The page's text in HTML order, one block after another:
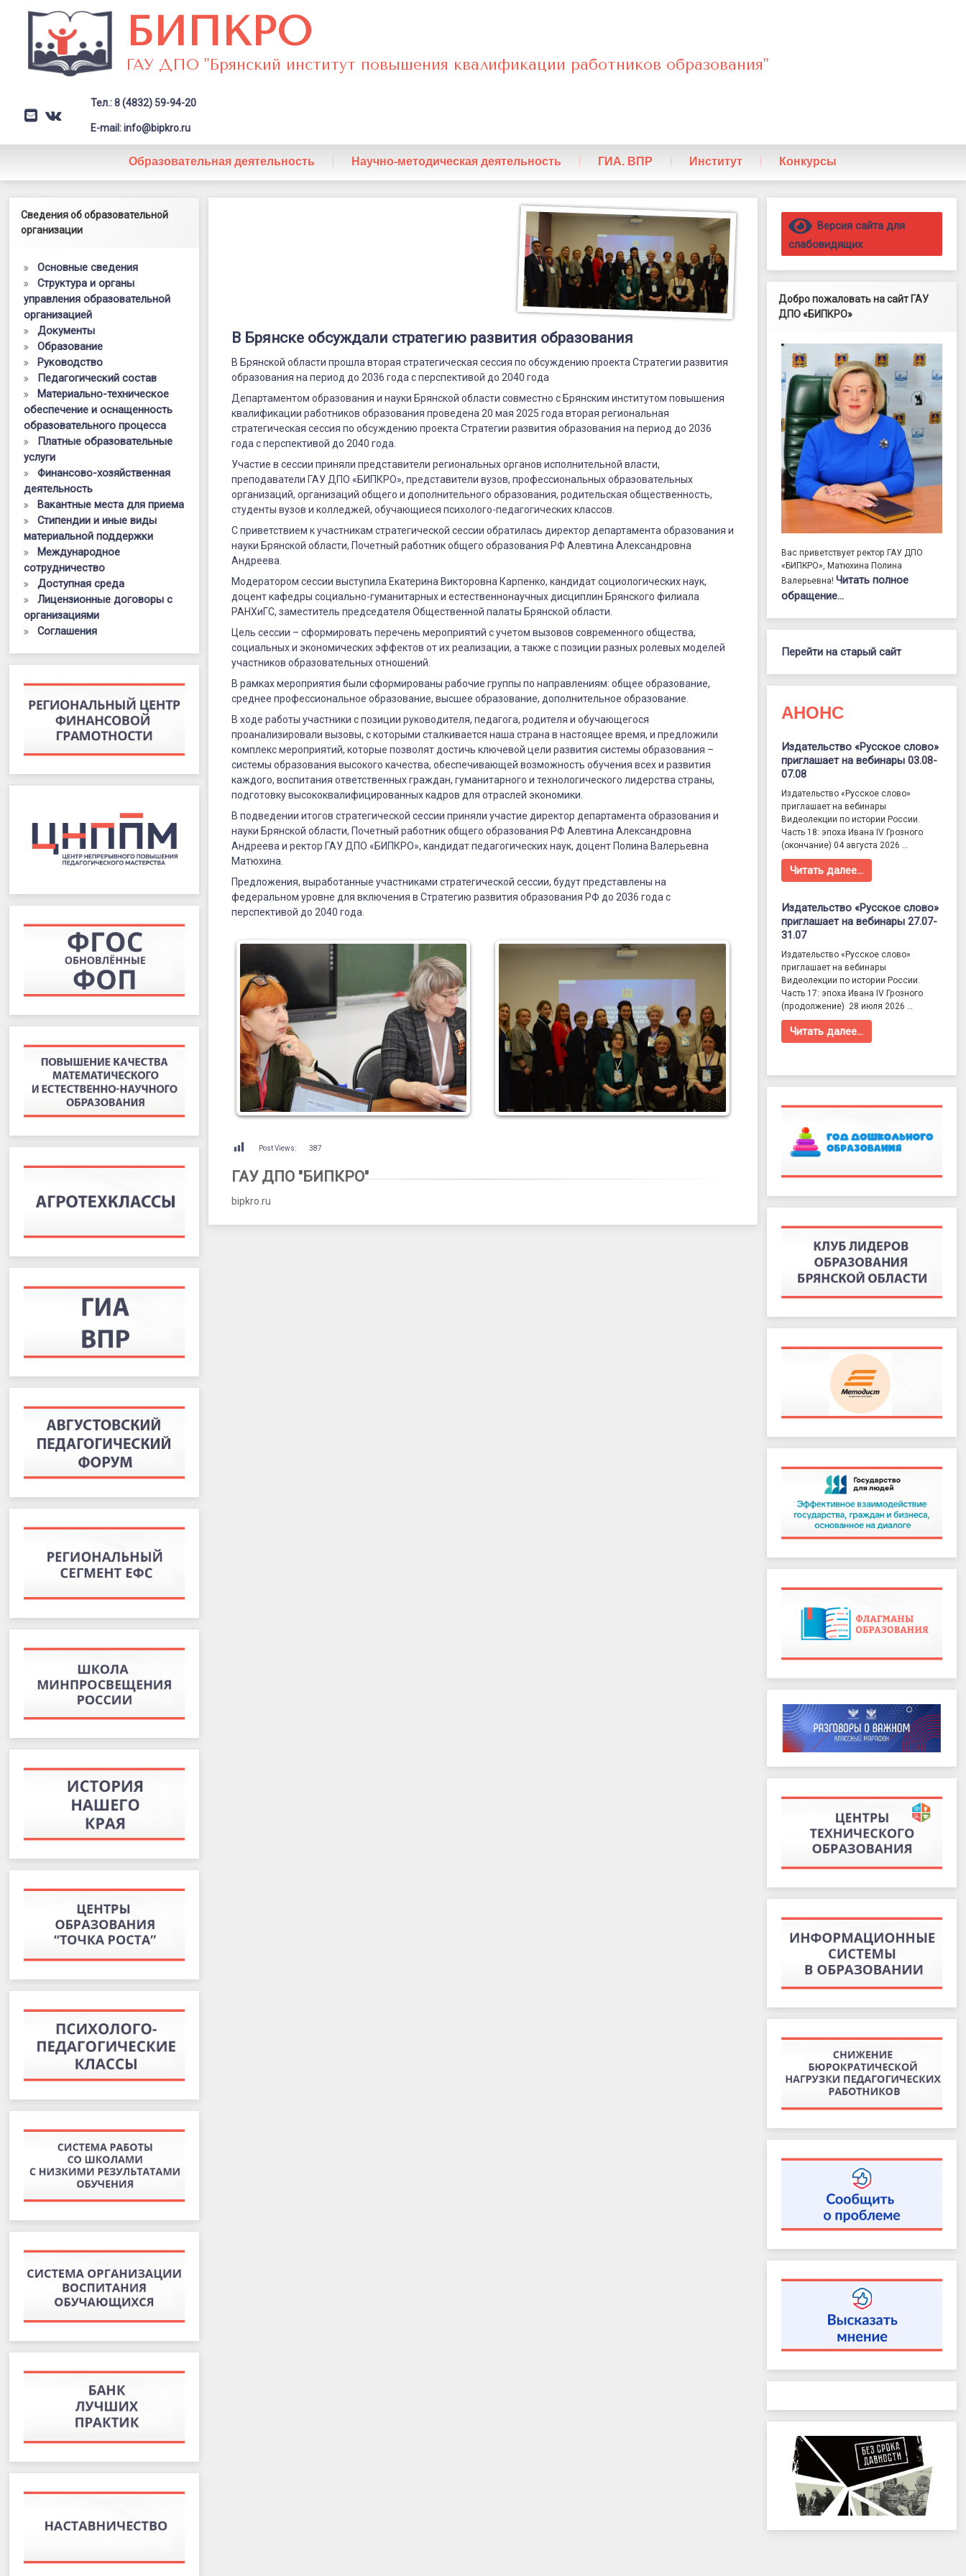
содержимому
БИПКРО
ГАУ ДПО "Брянский институт повышения квалификации работников образования"
E-mail
VK Заголовок сайта → второстепенный
Тел.: 8 (4832) 59-94-20
E-mail: info@bipkro.ru
Образовательная деятельность Научно-методическая деятельность ГИА. ВПР Институт Конкурсы
образования
В Брянске обсуждали стратегию развития образования
В Брянской области прошла вторая стратегическая сессия по обсуждению проекта Стратегии развития
образования на период до 2036 года с перспективой до 2040 года
Департаментом образования и науки Брянской области совместно с Брянским институтом повышения
квалификации работников образования проведена 20 мая 2025 года вторая региональная
стратегическая сессия по обсуждению проекта Стратегии развития образования на период до 2036
года с перспективой до 2040 года.
Участие в сессии приняли представители региональных органов исполнительной власти,
преподаватели ГАУ ДПО «БИПКРО», представители вузов, профессиональных образовательных
организаций, организаций общего и дополнительного образования, родительская общественность,
студенты вузов и колледжей, обучающиеся психолого-педагогических классов.
С приветствием к участникам стратегической сессии обратилась директор департамента образования и
науки Брянской области, Почетный работник общего образования РФ Алевтина Александровна
Андреева.
Модератором сессии выступила Екатерина Викторовна Карпенко, кандидат социологических наук,
доцент кафедры социально-гуманитарных и естественнонаучных дисциплин Брянского филиала
РАНХиГС, заместитель председателя Общественной палаты Брянской области.
Цель сессии – сформировать перечень мероприятий с учетом вызовов современного общества,
социальных и экономических эффектов от их реализации, а также с позиции разных ролевых моделей
участников образовательных отношений.
В рамках мероприятия были сформированы рабочие группы по направлениям: общее образование,
среднее профессиональное образование, высшее образование, дополнительное образование.
В ходе работы участники с позиции руководителя, педагога, родителя и обучающегося
проанализировали вызовы, с которыми сталкивается наша страна в настоящее время, и предложили
комплекс мероприятий, которые позволят достичь ключевой цели развития системы образования –
системы образования высокого качества, обеспечивающей возможность обучения всех и развития
каждого, воспитания ответственных граждан, гуманитарного и технологического лидерства страны,
подготовку высококвалифицированных кадров для отраслей экономики.
В подведении итогов стратегической сессии приняли участие директор департамента образования и
науки Брянской области, Почетный работник общего образования РФ Алевтина Александровна
Андреева и ректор ГАУ ДПО «БИПКРО», кандидат педагогических наук, доцент Полина Валерьевна
Матюхина.
Предложения, выработанные участниками стратегической сессии, будут представлены на
федеральном уровне для включения в Стратегию развития образования РФ до 2036 года с
перспективой до 2040 года.
Post Views: 387
ГАУ ДПО "БИПКРО"
bipkro.ru
Левый сайдбар
Сведения об образовательной
организации
Основные сведения
Структура и органы
управления образовательной
организацией
Документы
Образование
Руководство
Педагогический состав
Материально-техническое
обеспечение и оснащенность
образовательного процесса
Платные образовательные
услуги
Финансово-хозяйственная
деятельность
Вакантные места для приема
Стипендии и иные виды
материальной поддержки
Международное
сотрудничество
Доступная среда
Лицензионные договоры с
организациями
Соглашения
Правый сайдбар
Версия сайта для
слабовидящих
Добро пожаловать на сайт ГАУ
ДПО «БИПКРО»
Вас приветствует ректор ГАУ ДПО
«БИПКРО», Матюхина Полина
Валерьевна!Читать полное
обращение…
Перейти на старый сайт
АНОНС
Издательство «Русское слово»
приглашает на вебинары 03.08-
07.08
Издательство «Русское слово»
приглашает на вебинары
Видеолекции по истории России.
Часть 18: эпоха Ивана IV Грозного
(окончание) 04 августа 2026 …
Читать далее…
Издательство «Русское слово»
приглашает на вебинары 27.07-
31.07
Издательство «Русское слово»
приглашает на вебинары
Видеолекции по истории России.
Часть 17: эпоха Ивана IV Грозного
(продолжение) 28 июля 2026 …
Читать далее…